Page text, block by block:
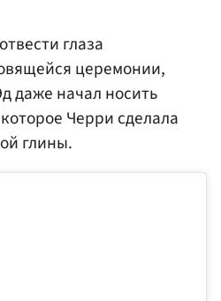
глаза
церемонии,
даже начал носить
Черри сделала
глины.